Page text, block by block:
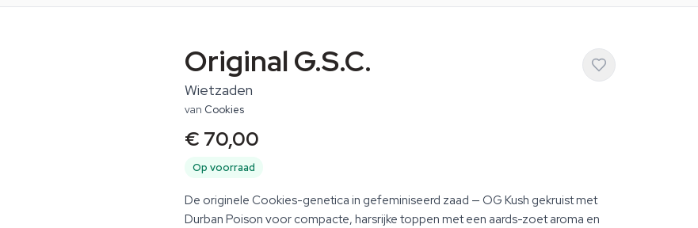
Original G.S.C.
Wietzaden
van Cookies
€ 70,00
Op voorraad
De originele Cookies-genetica in gefeminiseerd zaad — OG Kush gekruist met
Durban Poison voor compacte, harsrijke toppen met een aards-zoet aroma en